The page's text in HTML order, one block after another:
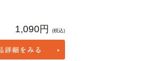
1,090円 (税込)